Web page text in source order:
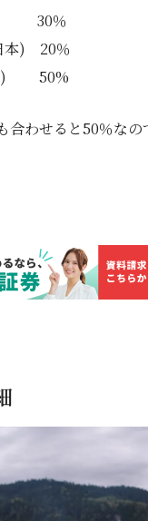
ﾄﾞ 30％
本) 20％
50%
合わせると50％なの